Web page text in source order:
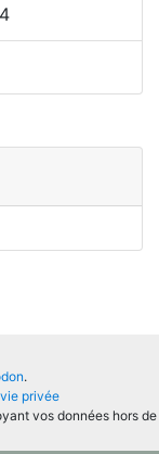
.
privée
vos données hors de